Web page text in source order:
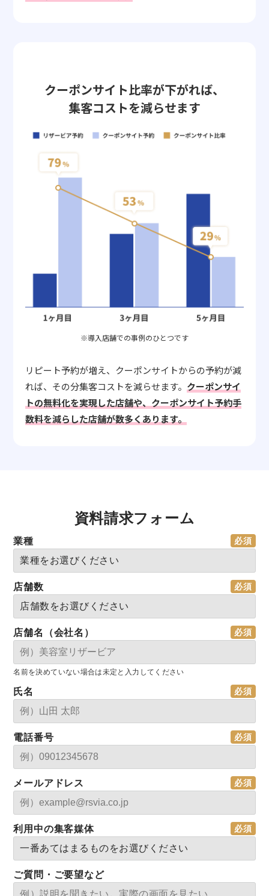
クーポンサイト比率が下がれば、
集客コストを減らせます
※導入店舗での事例のひとつです
リピート予約が増え、クーポンサイトからの予約が減
れば、その分集客コストを減らせます。クーポンサイ
トの無料化を実現した店舗や、クーポンサイト予約手
数料を減らした店舗が数多くあります。
資料請求フォーム
業種
店舗数
店舗名（会社名）
名前を決めていない場合は未定と入力してください
氏名
電話番号
メールアドレス
利用中の集客媒体
ご質問・ご要望など